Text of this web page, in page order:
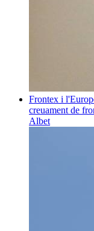
Frontex i
creuament de
Albet